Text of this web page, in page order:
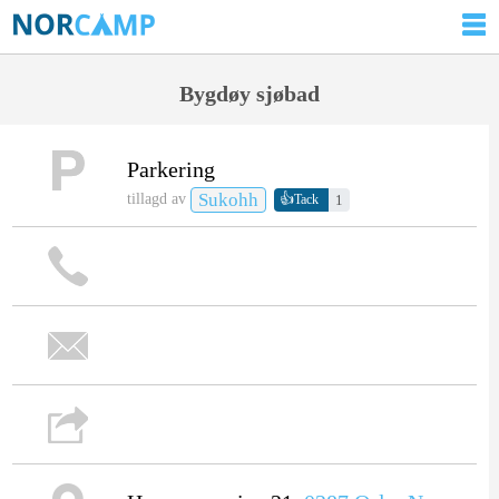
Bygdøy sjøbad
Parkering
tillagd av Sukohh 👍Tack 1